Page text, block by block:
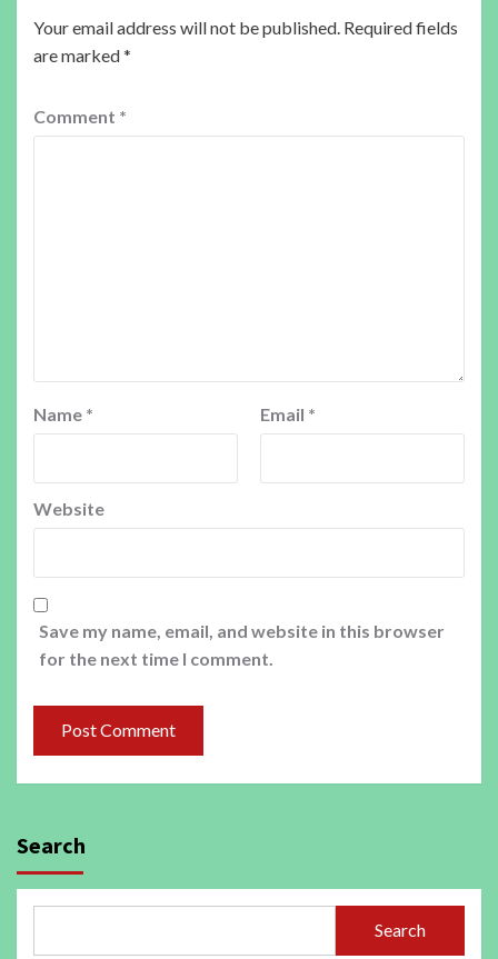
Your email address will not be published. Required fields
are marked*
Comment *
Name * Email *
Website
Save my name, email, and website in this browser
for the next time I comment.
Search
Search